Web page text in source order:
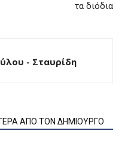
τα διόδια
- Σταυρίδη
ΑΠΟ ΤΟΝ ΔΗΜΙΟΥΡΓΟ